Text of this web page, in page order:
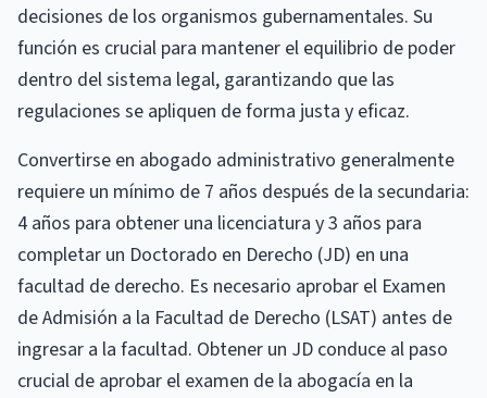
decisiones de los organismos gubernamentales. Su
función es crucial para mantener el equilibrio de poder
dentro del sistema legal, garantizando que las
regulaciones se apliquen de forma justa y eficaz.
Convertirse en abogado administrativo generalmente
requiere un mínimo de 7 años después de la secundaria:
4 años para obtener una licenciatura y 3 años para
completar un Doctorado en Derecho (JD) en una
facultad de derecho. Es necesario aprobar el Examen
de Admisión a la Facultad de Derecho (LSAT) antes de
ingresar a la facultad. Obtener un JD conduce al paso
crucial de aprobar el examen de la abogacía en la